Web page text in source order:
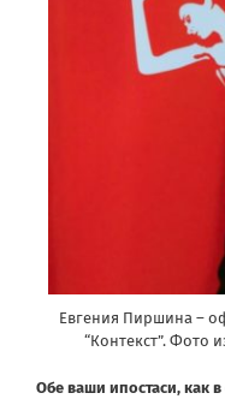
Евгения Пиршина –
“Контекст”. Фото
Обе ваши ипостаси, как